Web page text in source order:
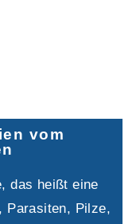
vom
das heißt eine
Parasiten, Pilze,